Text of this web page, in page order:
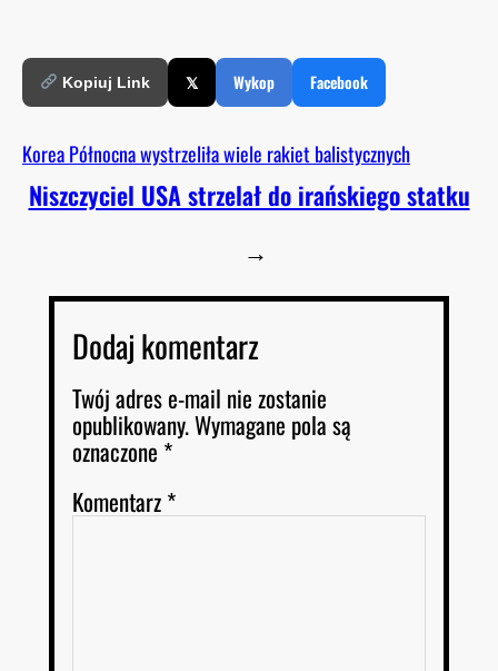
Kopiuj Link 𝕏 Wykop Facebook
Korea Północna wystrzeliła wiele rakiet balistycznych
Niszczyciel USA strzelał do irańskiego statku
→
Dodaj komentarz
Twój adres e-mail nie zostanie
opublikowany.Wymagane pola są
oznaczone *
Komentarz*